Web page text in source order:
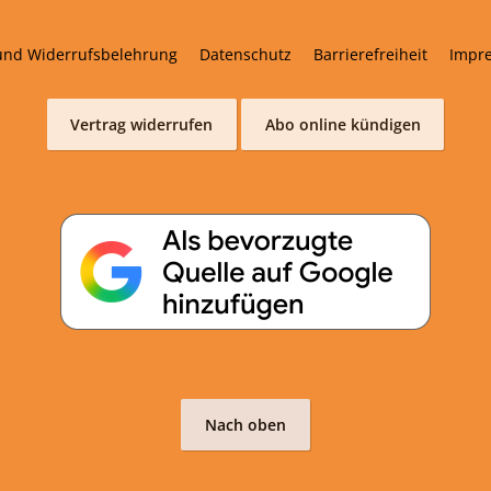
Widerrufsbelehrung Datenschutz Barrierefreiheit
Vertrag widerrufen Abo online kündigen
Nach oben